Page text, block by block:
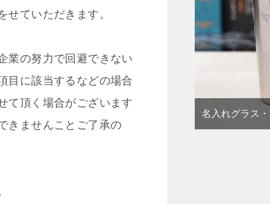
ていただきます。
業の努力で回避できない
目に該当するなどの場合
て頂く場合がございます
きませんことご了承の
名入れグラス